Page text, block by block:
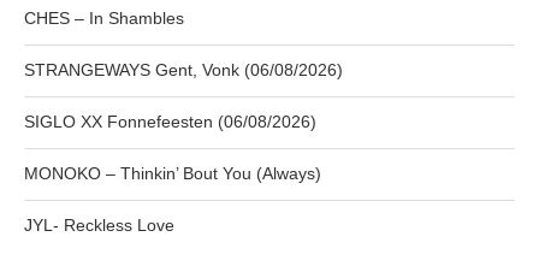
CHES – In Shambles
STRANGEWAYS Gent, Vonk (06/08/2026)
SIGLO XX Fonnefeesten (06/08/2026)
MONOKO – Thinkin’ Bout You (Always)
JYL- Reckless Love